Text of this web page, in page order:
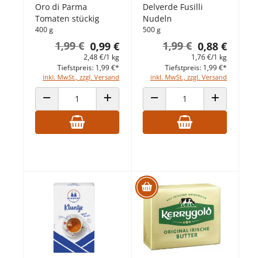
Oro di Parma
Tomaten stückig
400 g
0,99 €
1,99 €
2,48 €/1 kg
inkl. MwSt., zzgl. Versand
Tiefstpreis: 1,99 €*
ANZAHL VERRINGERNANZAHL ERHÖHEN
Delverde Fusilli
Nudeln
500 g
0,88 €
1,99 €
1,76 €/1 kg
inkl. MwSt., zzgl. Versand
Tiefstpreis: 1,99 €*
ANZAHL VERRINGERNANZAHL